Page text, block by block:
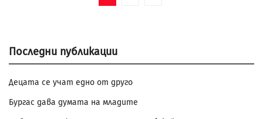
Последни публикации
Децата се учат едно от друго
Бургас дава думата на младите